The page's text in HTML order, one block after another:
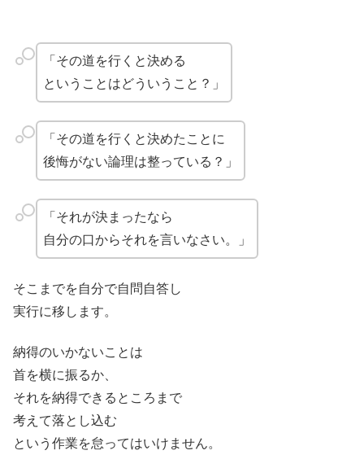
「その道を行くと決める
ということはどういうこと？」
「その道を行くと決めたことに
後悔がない論理は整っている？」
「それが決まったなら
自分の口からそれを言いなさい。」
そこまでを自分で自問自答し
実行に移します。
納得のいかないことは
首を横に振るか、
それを納得できるところまで
考えて落とし込む
という作業を怠ってはいけません。